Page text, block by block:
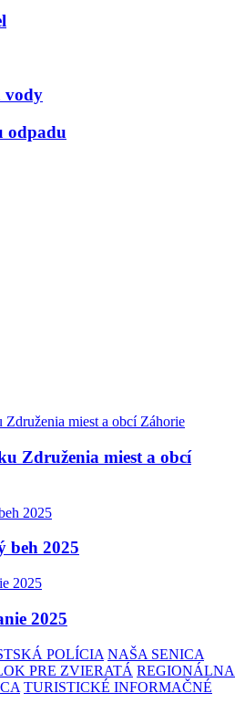
vody
odpadu
Združenia miest a obcí
beh 2025
2025
POLÍCIA NAŠA SENICA
PRE ZVIERATÁ REGIONÁLNA
TURISTICKÉ INFORMAČNÉ